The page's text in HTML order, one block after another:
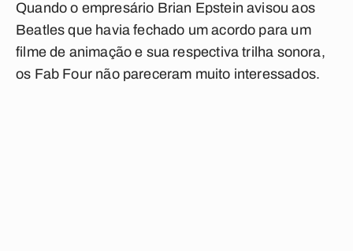
Quando o empresário Brian Epstein avisou aos
Beatles que havia fechado um acordo para um
filme de animação e sua respectiva trilha sonora,
os Fab Four não pareceram muito interessados.